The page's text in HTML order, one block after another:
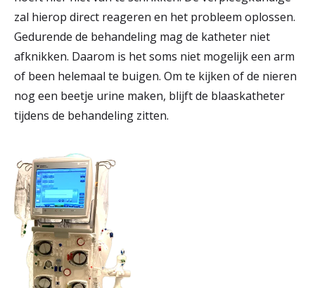
zal hierop direct reageren en het probleem oplossen.
Gedurende de behandeling mag de katheter niet
afknikken. Daarom is het soms niet mogelijk een arm
of been helemaal te buigen. Om te kijken of de nieren
nog een beetje urine maken, blijft de blaaskatheter
tijdens de behandeling zitten.